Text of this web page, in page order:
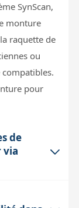
SynScan,
monture
raquette de
ou
pour
de
via